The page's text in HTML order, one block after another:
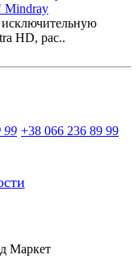
Mindray
HD, рас..
+38 066 236 89 99
Маркет